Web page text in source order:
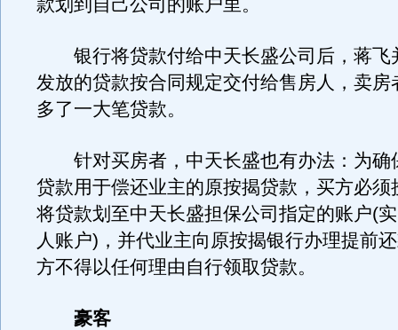
款划到自己公司的账户里。
银行将贷款付给中天长盛公司后，蒋飞
发放的贷款按合同规定交付给售房人，卖房
多了一大笔贷款。
针对买房者，中天长盛也有办法：为确
贷款用于偿还业主的原按揭贷款，买方必须
将贷款划至中天长盛担保公司指定的账户(
人账户)，并代业主向原按揭银行办理提前
方不得以任何理由自行领取贷款。
豪客